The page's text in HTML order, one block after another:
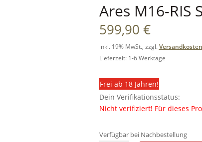
Ares M16-RIS
599,90 €
inkl. 19% MwSt., zzgl.Versandkosten
Lieferzeit: 1-6 Werktage
Frei ab 18 Jahren!
Dein Verifikationsstatus:
Nicht verifiziert! Für dieses
Verfügbar bei Nachbestellung